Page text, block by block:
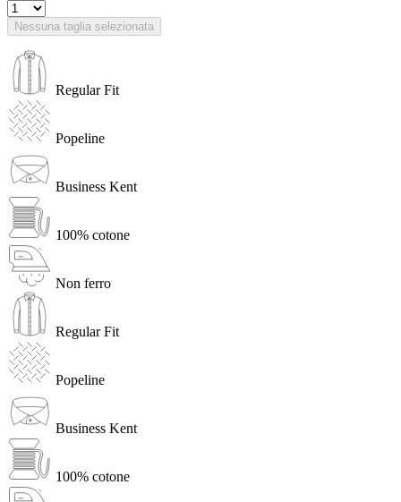
Nessuna taglia selezionata
Regular Fit
Popeline
Business Kent
100% cotone
Non ferro
Regular Fit
Popeline
Business Kent
100% cotone